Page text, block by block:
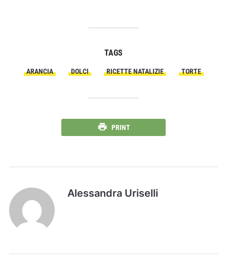
TAGS
ARANCIA DOLCI RICETTE NATALIZIE TORTE
PRINT
Alessandra Uriselli